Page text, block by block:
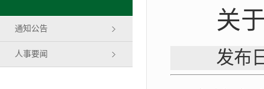
通知公告
人事要闻
关
发布